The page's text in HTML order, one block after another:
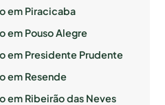
em Piracicaba
em Pouso Alegre
em Presidente Prudente
em Resende
em Ribeirão das Neves